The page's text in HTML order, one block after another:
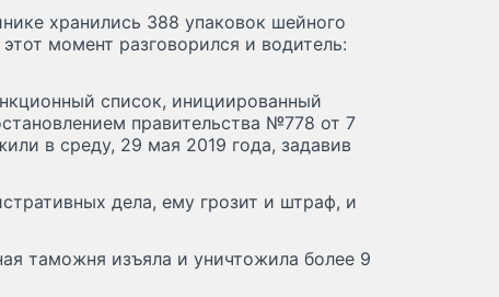
хранились 388 упаковок шейного
момент разговорился и водитель:
список, инициированный
правительства №778 от 7
в среду, 29 мая 2019 года, задавив
дела, ему грозит и штраф, и
таможня изъяла и уничтожила более 9